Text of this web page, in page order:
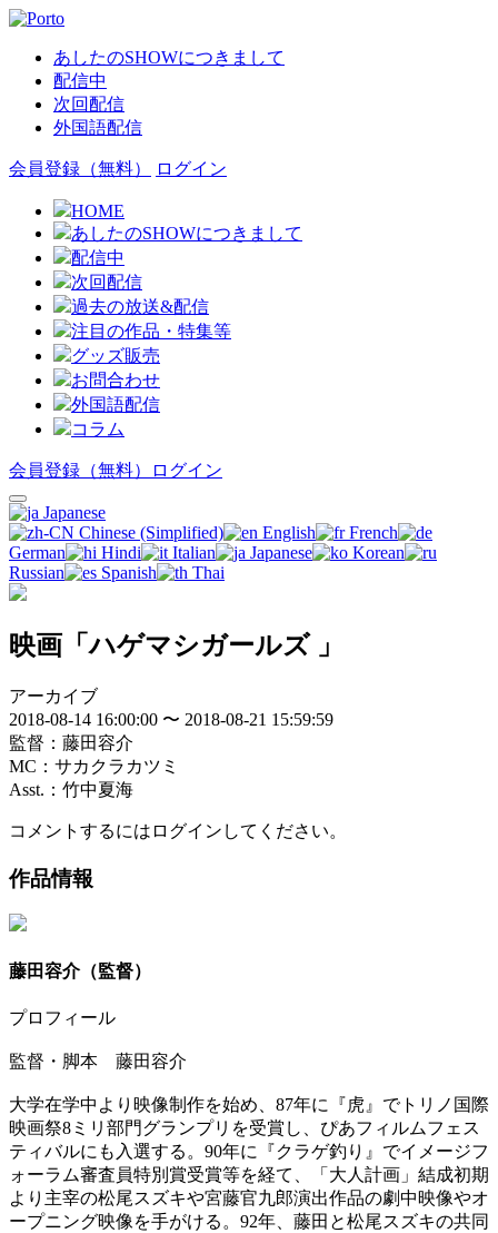
あしたのSHOWにつきまして
配信中
次回配信
外国語配信
会員登録（無料） ログイン
HOME
あしたのSHOWにつきまして
配信中
次回配信
過去の放送&配信
注目の作品・特集等
グッズ販売
お問合わせ
外国語配信
コラム
会員登録（無料） ログイン
Japanese
Chinese (Simplified)
English
French
German
Hindi Italian Japanese
Korean
Russian
Spanish Thai
映画「ハゲマシガールズ 」
アーカイブ
2018-08-14 16:00:00 〜 2018-08-21 15:59:59
監督：藤田容介
MC：サカクラカツミ
Asst.：竹中夏海
コメントするにはログインしてください。
作品情報
藤田容介（監督）
プロフィール
監督・脚本 藤田容介
大学在学中より映像制作を始め、87年に『虎』でトリノ国際
映画祭8ミリ部門グランプリを受賞し、ぴあフィルムフェス
ティバルにも入選する。90年に『クラゲ釣り』でイメージフ
ォーラム審査員特別賞受賞等を経て、「大人計画」結成初期
より主宰の松尾スズキや宮藤官九郎演出作品の劇中映像やオ
ープニング映像を手がける。92年、藤田と松尾スズキの共同